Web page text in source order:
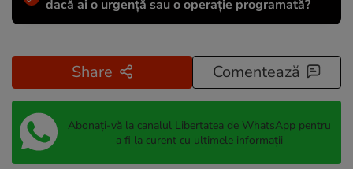
dacă ai o urgență sau o operație programată?
Share Comentează
Abonați-vă la canalul Libertatea de WhatsApp pentru
a fi la curent cu ultimele informații